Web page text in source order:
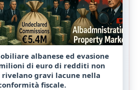
albanese ed evasione
di euro di redditi non
gravi lacune nella
fiscale.